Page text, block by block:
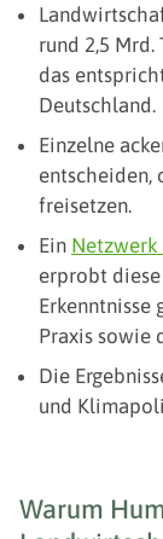
rund 2,5
das
Deutschland.
Einzelne
entscheiden,
freisetzen.
Ein
erprobt
Praxis sowie
Die
und
Warum